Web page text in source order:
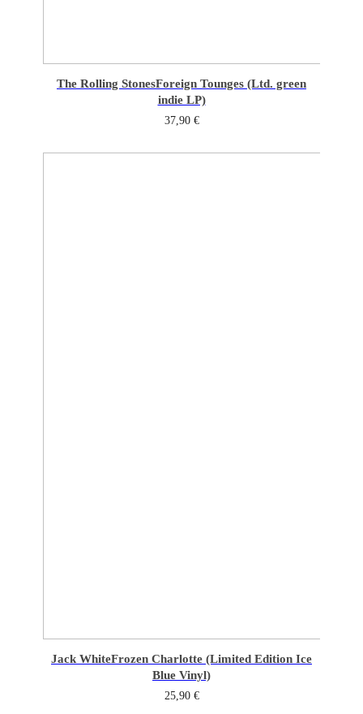
The Rolling StonesForeign Tounges (Ltd. green
indie LP)
37,90 €
Jack WhiteFrozen Charlotte (Limited Edition Ice
Blue Vinyl)
25,90 €